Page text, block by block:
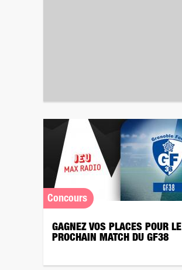
Concours
GAGNEZ VOS PLACES POUR LE
PROCHAIN MATCH DU GF38